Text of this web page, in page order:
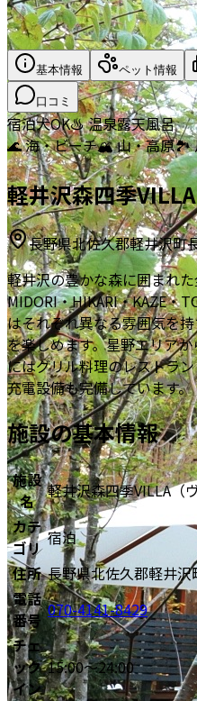
基本情報 ペット情報
口コミ
宿泊犬OK♨️ 温泉露天風呂
🌊 海・ビーチ🏔️ 山・高原🏞️
軽井沢森四季
長野県北佐久郡軽井沢町
軽井沢の豊かな森に囲まれ
MIDORI・HIKARI・KAZE・
はそれぞれ異なる雰囲気を
を楽しめます。星野エリア
にはグリル料理のレストラ
充電設備も完備しています。
施設の基本情報
施設
名
軽井沢森四季VILLA（ヴ
カテ
ゴリ 宿泊
住所 長野県北佐久郡軽井
電話
番号 070-4141-8429
チェ
ック
イン
15:00〜24:00